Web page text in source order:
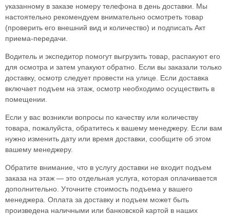
указанному в заказе номеру телефона в день доставки. Мы
настоятельно рекомендуем внимательно осмотреть товар
(проверить его внешний вид и количество) и подписать Акт
приема-передачи.
Водитель и экспедитор помогут выгрузить товар, распакуют его
для осмотра и затем упакуют обратно. Если вы заказали только
доставку, осмотр следует провести на улице. Если доставка
включает подъем на этаж, осмотр необходимо осуществить в
помещении.
Если у вас возникли вопросы по качеству или количеству
товара, пожалуйста, обратитесь к вашему менеджеру. Если вам
нужно изменить дату или время доставки, сообщите об этом
вашему менеджеру.
Обратите внимание, что в услугу доставки не входит подъем
заказа на этаж — это отдельная услуга, которая оплачивается
дополнительно. Уточните стоимость подъема у вашего
менеджера. Оплата за доставку и подъем может быть
произведена наличными или банковской картой в наших